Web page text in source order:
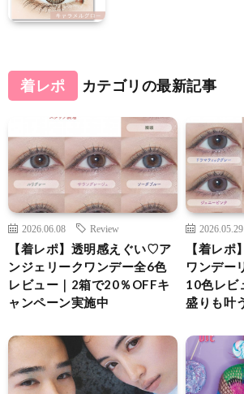
着レポ カテゴリの最新記事
2026.06.08 Review
【着レポ】透明感えぐい♡ア
ンジェリークワンデー全6色
レビュー｜2箱で20％OFFキ
ャンペーン実施中
2026.05.29
【着レ
ワンデー
10色レビ
盛りも叶